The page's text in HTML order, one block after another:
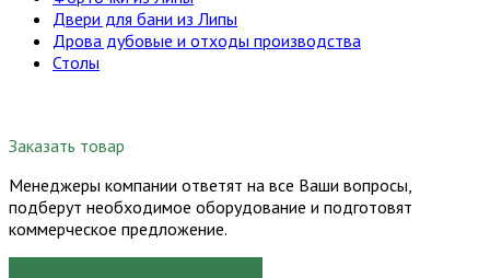
Двери для бани из Липы
Дрова дубовые и отходы производства
Столы
Заказать товар
Менеджеры компании ответят на все Ваши вопросы,
подберут необходимое оборудование и подготовят
коммерческое предложение.